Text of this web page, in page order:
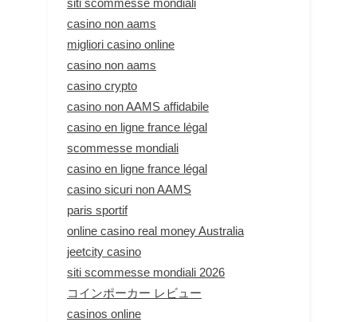
siti scommesse mondiali
casino non aams
migliori casino online
casino non aams
casino crypto
casino non AAMS affidabile
casino en ligne france légal
scommesse mondiali
casino en ligne france légal
casino sicuri non AAMS
paris sportif
online casino real money Australia
jeetcity casino
siti scommesse mondiali 2026
コインポーカー レビュー
casinos online